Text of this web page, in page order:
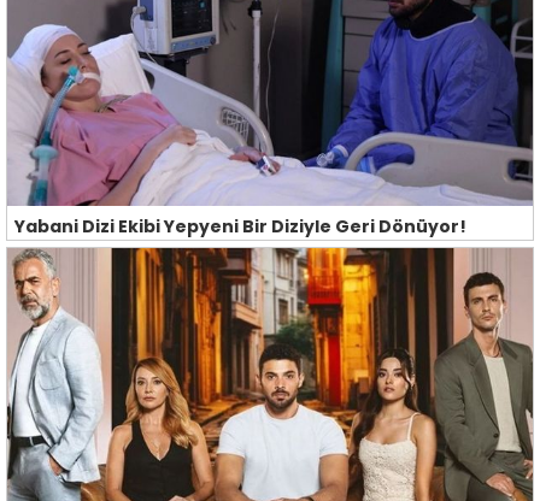
Yabani Dizi Ekibi Yepyeni Bir Diziyle Geri Dönüyor!